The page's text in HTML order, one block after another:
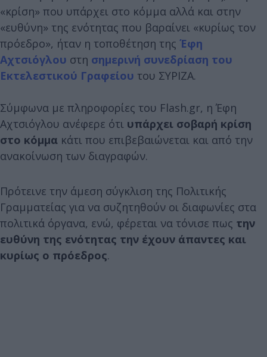
«κρίση» που υπάρχει στο κόμμα αλλά και στην
«ευθύνη» της ενότητας που βαραίνει «κυρίως τον
πρόεδρο», ήταν η τοποθέτηση της Έφη
Αχτσιόγλου στη σημερινή συνεδρίαση του
Εκτελεστικού Γραφείου του ΣΥΡΙΖΑ.
Σύμφωνα με πληροφορίες του Flash.gr, η Έφη
Αχτσιόγλου ανέφερε ότι υπάρχει σοβαρή κρίση
στο κόμμα κάτι που επιβεβαιώνεται και από την
ανακοίνωση των διαγραφών.
Πρότεινε την άμεση σύγκλιση της Πολιτικής
Γραμματείας για να συζητηθούν οι διαφωνίες στα
πολιτικά όργανα, ενώ, φέρεται να τόνισε πως την
ευθύνη της ενότητας την έχουν άπαντες και
κυρίως ο πρόεδρος.